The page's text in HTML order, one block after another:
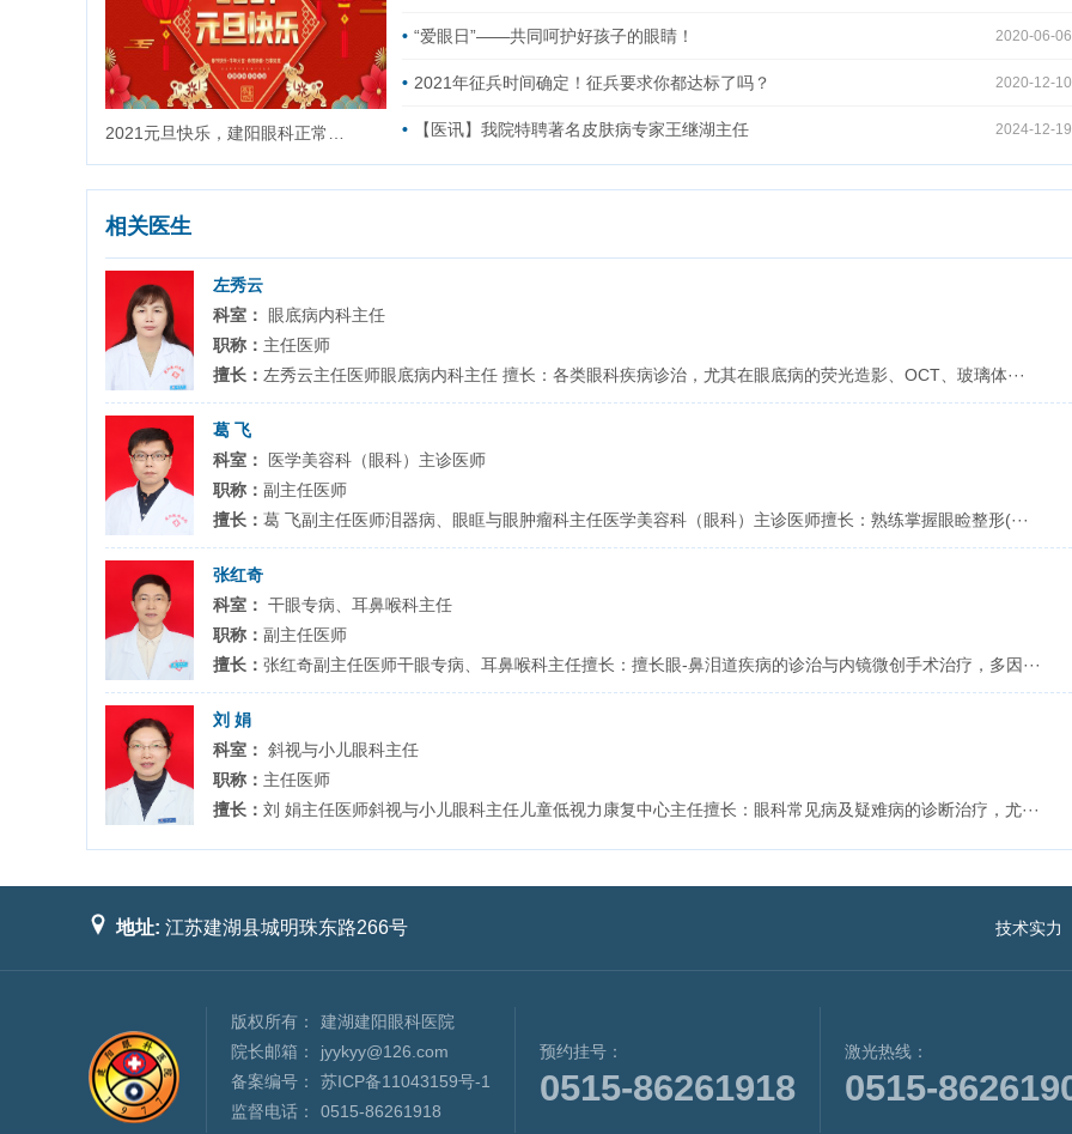
“爱眼日”——共同呵护好孩子的眼睛！ 2020-06-06
2021年征兵时间确定！征兵要求你都达标了吗？ 2020-12-10
【医讯】我院特聘著名皮肤病专家王继湖主任 2024-12-19
相关医生
左秀云
科室：
眼底病内科主任
职称： 主任医师
擅长： 左秀云主任医师眼底病内科主任 擅长：各类眼科疾病诊治，尤其在眼底病的荧光造影、OCT、玻璃体···
葛 飞
科室：
医学美容科（眼科）主诊医师
职称： 副主任医师
擅长： 葛 飞副主任医师泪器病、眼眶与眼肿瘤科主任医学美容科（眼科）主诊医师擅长：熟练掌握眼睑整形(···
张红奇
科室： 干眼专病、耳鼻喉科主任
职称： 副主任医师
擅长： 张红奇副主任医师干眼专病、耳鼻喉科主任擅长：擅长眼-鼻泪道疾病的诊治与内镜微创手术治疗，多因···
刘 娟
科室： 斜视与小儿眼科主任
职称： 主任医师
擅长： 刘 娟主任医师斜视与小儿眼科主任儿童低视力康复中心主任擅长：眼科常见病及疑难病的诊断治疗，尤···
地址: 江苏建湖县城明珠东路266号 技术实力
版权所有：
建湖建阳眼科医院
院长邮箱：
jyykyy@126.com
备案编号：
苏ICP备11043159号-1
监督电话：
0515-86261918
预约挂号：
0515-86261918
激光热线：
0515-